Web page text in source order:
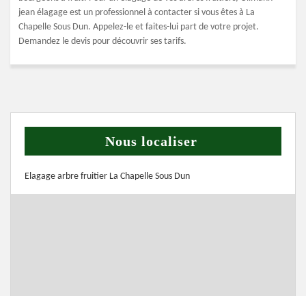
jean élagage est un professionnel à contacter si vous êtes à La
Chapelle Sous Dun. Appelez-le et faites-lui part de votre projet.
Demandez le devis pour découvrir ses tarifs.
Nous localiser
Elagage arbre fruitier La Chapelle Sous Dun